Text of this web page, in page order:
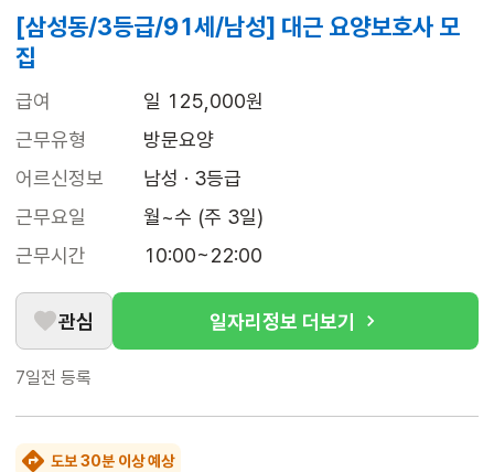
[삼성동/3등급/91세/남성] 대근 요양보호사 모
집
급여
일 125,000원
근무유형
방문요양
어르신정보
남성 · 3등급
근무요일
월~수 (주 3일)
근무시간
10:00~22:00
관심 일자리정보 더보기
7일전 등록
도보 30분 이상 예상